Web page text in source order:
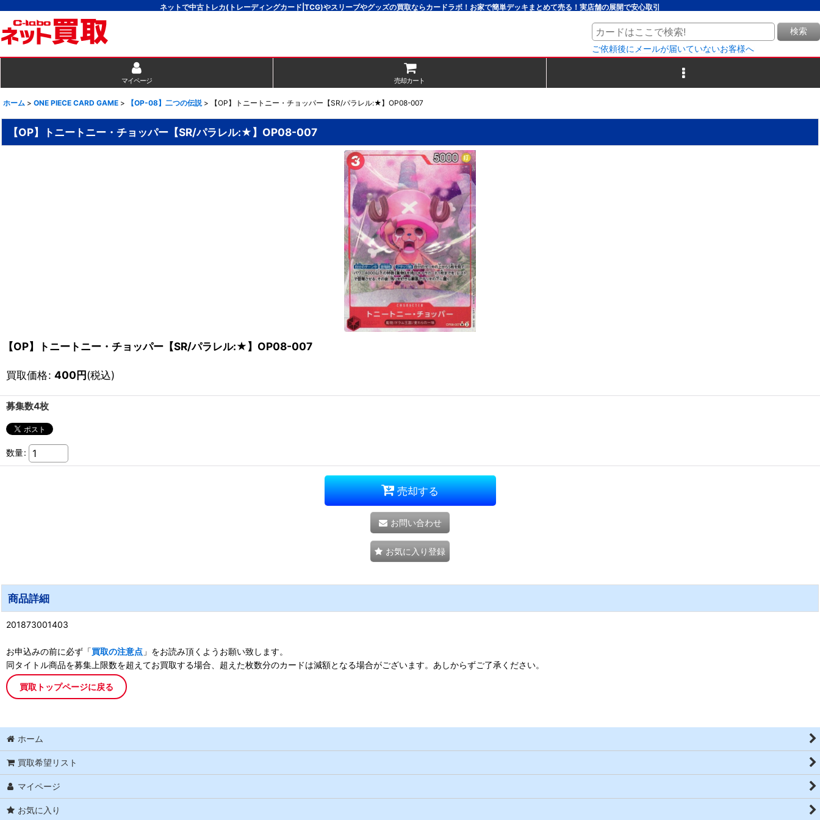
ネットで中古トレカ(トレーディングカード|TCG)やスリーブやグッズの買取ならカードラボ！お家で簡単デッキまとめて売る！実店舗の展開で安心取引
検索
ご依頼後にメールが届いていないお客様へ
マイページ 売却カート
ホーム > ONE PIECE CARD GAME > 【OP-08】二つの伝説 > 【OP】トニートニー・チョッパー【SR/パラレル:★】OP08-007
【OP】トニートニー・チョッパー【SR/パラレル:★】OP08-007
【OP】トニートニー・チョッパー【SR/パラレル:★】OP08-007
買取価格: 400円(税込)
募集数4枚
数量:
売却する
お問い合わせ
お気に入り登録
商品詳細
201873001403
お申込みの前に必ず「買取の注意点 」をお読み頂くようお願い致します。
同タイトル商品を募集上限数を超えてお買取する場合、超えた枚数分のカードは減額となる場合がございます。あしからずご了承ください。
買取トップページに戻る
ホーム
買取希望リスト
マイページ
お気に入り